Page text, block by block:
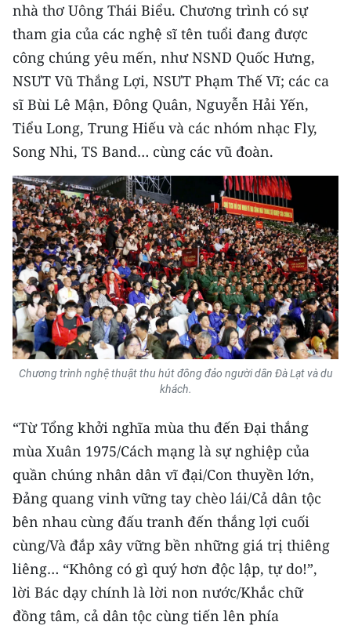
Media Y tế
Media Khoa học - Công nghệ
Media Môi trường
Ảnh
Infographic
TIN MỚI
TIN ĐỊA PHƯƠNG
Trung du và miền núi phía Bắc
Đồng bằng sông Hồng
Bắc Trung Bộ
Duyên hải Nam Trung Bộ và Tây
Đông Nam Bộ
Đồng bằng sông Cửu Long
Chuyên trang Hà Nội
Chuyên trang TP. Hồ Chí Minh
CHUYÊN ĐỀ
CÁC CHUYÊN TRANG
nhà thơ Uông Thái Biểu. Chương trình có sự
tham gia của các nghệ sĩ tên tuổi đang được
công chúng yêu mến, như NSND Quốc Hưng,
NSƯT Vũ Thắng Lợi, NSƯT Phạm Thế Vĩ; các ca
sĩ Bùi Lê Mận, Đông Quân, Nguyễn Hải Yến,
Tiểu Long, Trung Hiếu và các nhóm nhạc Fly,
Song Nhi, TS Band… cùng các vũ đoàn.
Chương trình nghệ thuật thu hút đông đảo người dân Đà Lạt và du
khách.
“Từ Tổng khởi nghĩa mùa thu đến Đại thắng
mùa Xuân 1975/Cách mạng là sự nghiệp của
quần chúng nhân dân vĩ đại/Con thuyền lớn,
Ðảng quang vinh vững tay chèo lái/Cả dân tộc
bên nhau cùng đấu tranh đến thắng lợi cuối
cùng/Và đắp xây vững bền những giá trị thiêng
liêng… “Không có gì quý hơn độc lập, tự do!”,
lời Bác dạy chính là lời non nước/Khắc chữ
đồng tâm, cả dân tộc cùng tiến lên phía